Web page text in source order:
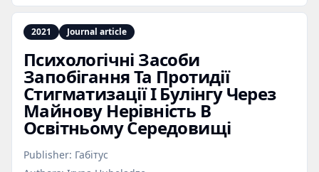
2021 Journal article
Психологічні Засоби
Запобігання Та Протидії
Стигматизації І Булінгу Через
Майнову Нерівність В
Освітньому Середовищі
Publisher: Габітус